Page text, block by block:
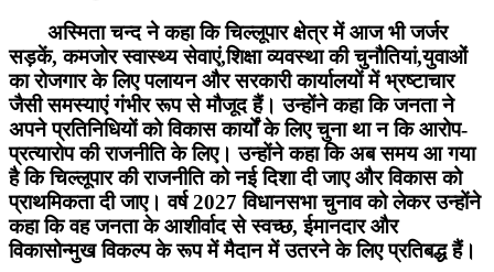
अस्मिता चन्द ने कहा कि चिल्लूपार क्षेत्र में आज भी जर्जर
सड़कें, कमजोर स्वास्थ्य सेवाएं,शिक्षा व्यवस्था की चुनौतियां,युवाओं
का रोजगार के लिए पलायन और सरकारी कार्यालयों में भ्रष्टाचार
जैसी समस्याएं गंभीर रूप से मौजूद हैं। उन्होंने कहा कि जनता ने
अपने प्रतिनिधियों को विकास कार्यों के लिए चुना था न कि आरोप-
प्रत्यारोप की राजनीति के लिए। उन्होंने कहा कि अब समय आ गया
है कि चिल्लूपार की राजनीति को नई दिशा दी जाए और विकास को
प्राथमिकता दी जाए। वर्ष 2027 विधानसभा चुनाव को लेकर उन्होंने
कहा कि वह जनता के आशीर्वाद से स्वच्छ, ईमानदार और
विकासोन्मुख विकल्प के रूप में मैदान में उतरने के लिए प्रतिबद्ध हैं।